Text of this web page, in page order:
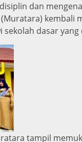
dan
dasar
tampil